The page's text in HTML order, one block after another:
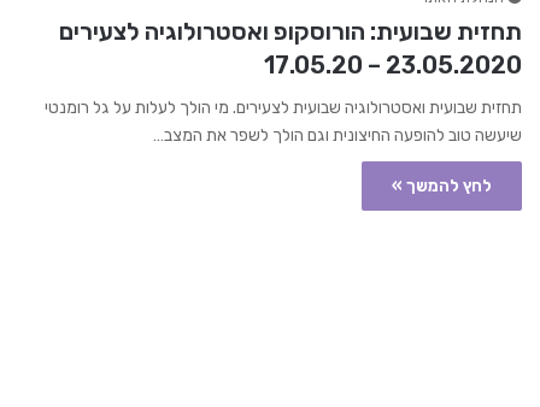
תחזית שבועית: הורוסקופ ואסטרולוגיה לצעירים
23.05.2020 – 17.05.20
תחזית שבועית ואסטרולוגיה שבועית לצעירים. מי הולך לעלות על גל רומנטי
שיעשה טוב להופעה החיצונית וגם הולך לשפר את המצב…
לחץ להמשך »